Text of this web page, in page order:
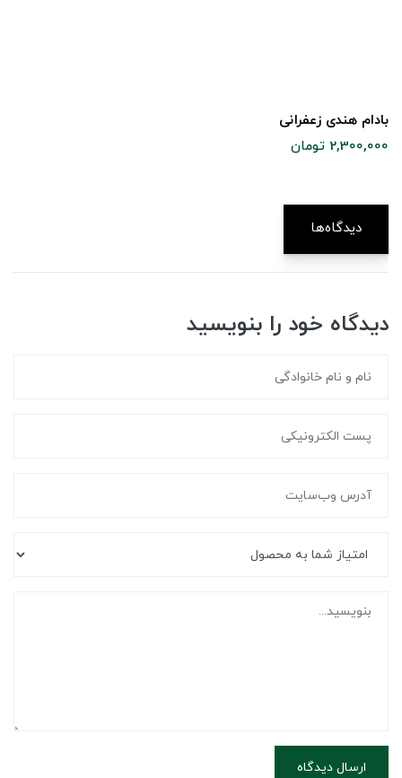
بادام هندی زعفرانی
2,300,000 تومان
دیدگاه‌ها
دیدگاه خود را بنویسید
ارسال دیدگاه